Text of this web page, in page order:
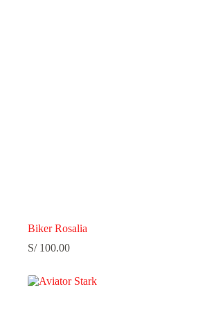
Biker Rosalia
S/100.00